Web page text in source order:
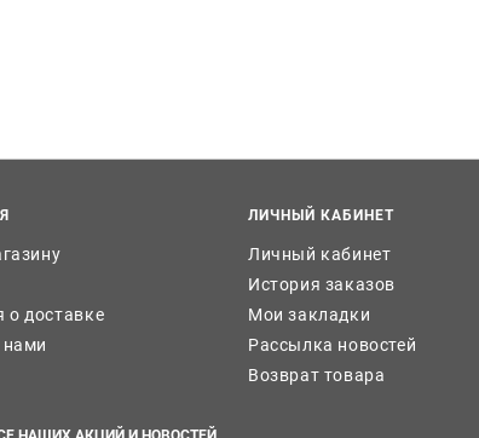
о доставке
нами
ЛИЧНЫЙ КАБИНЕТ
Личный кабинет
История заказов
Мои закладки
Рассылка новостей
Возврат товара